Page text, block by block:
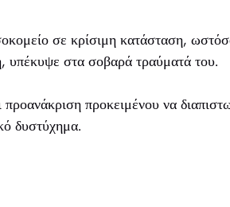
σε κρίσιμη κατάσταση,
υπέκυψε στα σοβαρά τραύματά του.
προκειμένου να
δυστύχημα.